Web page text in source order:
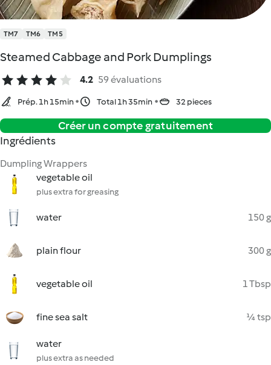
TM7 TM6 TM5
Steamed Cabbage and Pork Dumplings
4.2 59 évaluations
Prép. 1h 15min Total 1h 35min 32 pieces
Créer un compte gratuitement
Ingrédients
Dumpling Wrappers
vegetable oil
plus extra for greasing
water 150 g
plain flour 300 g
vegetable oil 1 Tbsp
fine sea salt ¼ tsp
water
plus extra as needed